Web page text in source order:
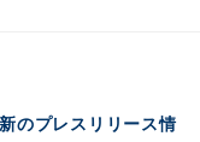
のプレスリリース情